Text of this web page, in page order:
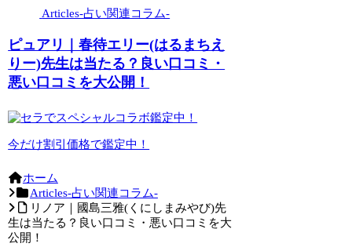
Articles-占い関連コラム-
ピュアリ｜春待エリー(はるまちえ
りー)先生は当たる？良い口コミ・
悪い口コミを大公開！
今だけ割引価格で鑑定中！
ホーム
Articles-占い関連コラム-
リノア｜國島三雅(くにしまみやび)先
生は当たる？良い口コミ・悪い口コミを大
公開！